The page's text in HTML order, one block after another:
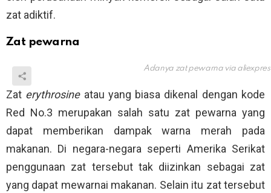
zat adiktif.
Zat pewarna
Adanya zat pewarna via
Zat erythrosine atau yang biasa dikenal dengan kode
Red No.3 merupakan salah satu zat pewarna yang
dapat memberikan dampak warna merah pada
makanan. Di negara-negara seperti Amerika Serikat
penggunaan zat tersebut tak diizinkan sebagai zat
yang dapat mewarnai makanan. Selain itu zat tersebut